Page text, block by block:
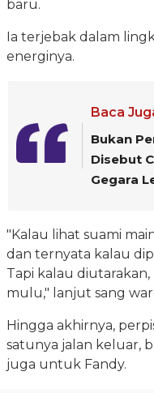
baru.
Ia terjebak dalam
energinya.
Baca
Bukan
Disebut
Gegara
"Kalau lihat suami
dan ternyata kalau
Tapi kalau
mulu," lanjut sang
Hingga akhirnya,
satunya jalan keluar,
juga untuk Fandy.